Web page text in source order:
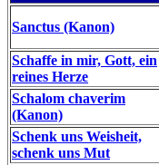
Sanctus (Kanon)
Schaffe in mir, Gott, ein
reines Herze
Schalom chaverim
(Kanon)
Schenk uns Weisheit,
schenk uns Mut